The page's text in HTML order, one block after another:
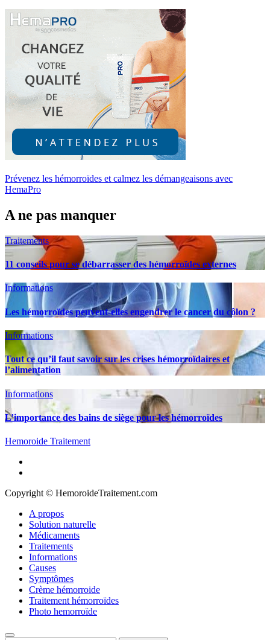
Prévenez les hémorroïdes et calmez les démangeaisons avec
HemaPro
A ne pas manquer
Traitements
11 conseils pour se débarrasser des hémorroïdes externes
Informations
Les hémorroïdes peuvent-elles engendrer le cancer du côlon ?
Informations
Tout ce qu’il faut savoir sur les crises hémorroïdaires et
l’alimentation
Informations
L’importance des bains de siège pour les hémorroïdes
Hemoroide Traitement
A propos
Solution naturelle
Médicaments
Traitements
Informations
Causes
Symptômes
Crème hémorroide
Traitement hémorroïdes
Photo hemorroïde